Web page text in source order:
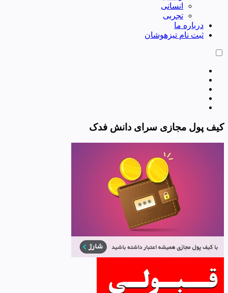
انسانی
تجربی
درباره ما
ثبت نام تیزهوشان
کیف پول مجازی سرای دانش فدک